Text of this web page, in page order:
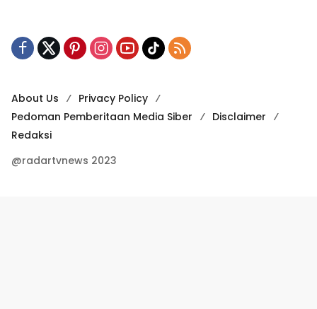
About Us
Privacy Policy
Pedoman Pemberitaan Media Siber
Disclaimer
Redaksi
@radartvnews 2023